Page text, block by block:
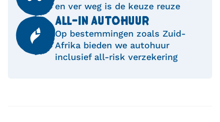
en ver weg is de keuze reuze
ALL-IN AUTOHUUR
Op bestemmingen zoals Zuid-
Afrika bieden we autohuur
inclusief all-risk verzekering